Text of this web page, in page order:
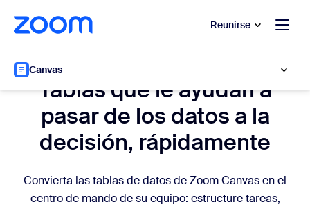
contenido principal
al chat de ayuda Reunirse
Canvas
Tablas que le ayudan a
pasar de los datos a la
decisión, rápidamente
Convierta las tablas de datos de Zoom Canvas en el
centro de mando de su equipo: estructure tareas,